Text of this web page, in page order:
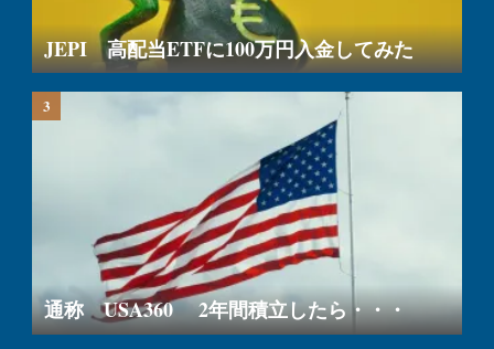
JEPI 高配当ETFに100万円入金してみた
通称 USA360 2年間積立したら・・・